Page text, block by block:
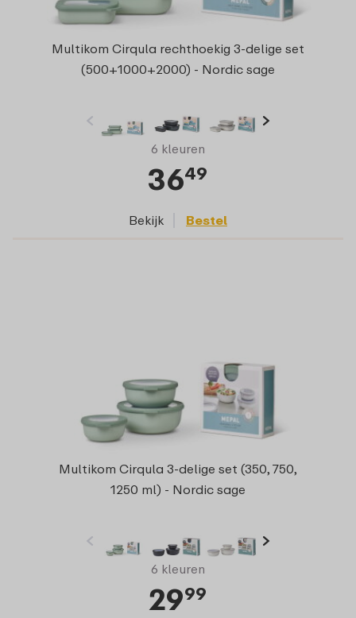
Multikom Cirqula rechthoekig 3-delige set
(500+1000+2000) - Nordic sage
6 kleuren
3649
Bekijk Bestel
Multikom Cirqula 3-delige set (350, 750,
1250 ml) - Nordic sage
6 kleuren
2999